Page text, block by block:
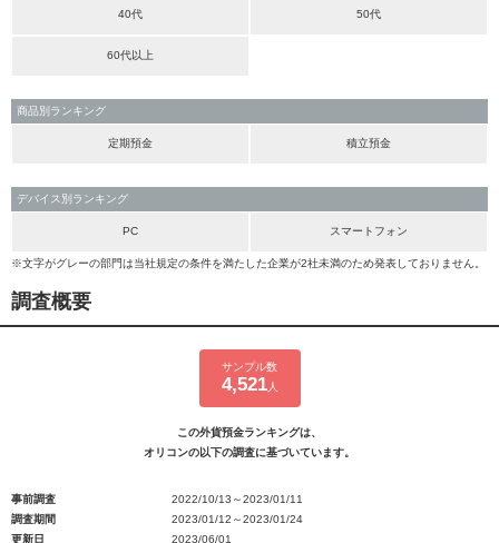
40代 50代
60代以上
商品別ランキング
定期預金 積立預金
デバイス別ランキング
PC スマートフォン
※文字がグレーの部門は当社規定の条件を満たした企業が2社未満のため発表しておりません。
調査概要
サンプル数
4,521人
この外貨預金ランキングは、
オリコンの以下の調査に基づいています。
事前調査
2022/10/13～2023/01/11
調査期間
2023/01/12～2023/01/24
更新日
2023/06/01